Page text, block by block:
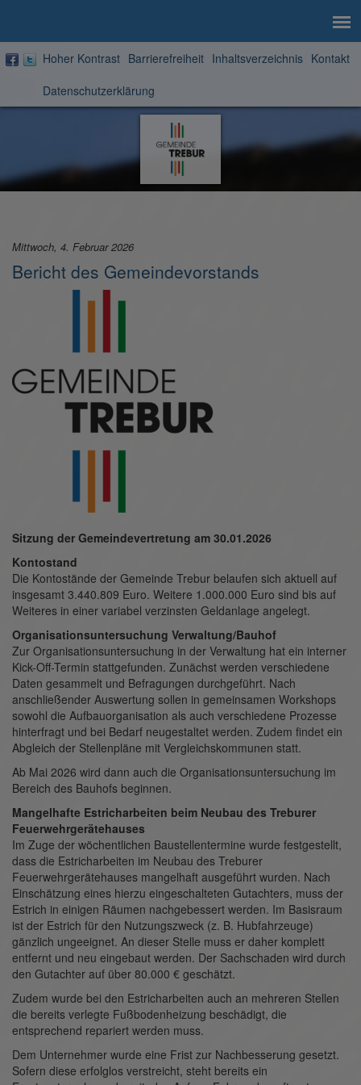
Hoher Kontrast Barrierefreiheit Inhaltsverzeichnis Kontakt
Datenschutzerklärung
Zur
Startseite
Mittwoch, 4. Februar 2026
Bericht des Gemeindevorstands
Sitzung der Gemeindevertretung am 30.01.2026
Kontostand
Die Kontostände der Gemeinde Trebur belaufen sich aktuell auf
insgesamt 3.440.809 Euro. Weitere 1.000.000 Euro sind bis auf
Weiteres in einer variabel verzinsten Geldanlage angelegt.
Organisationsuntersuchung Verwaltung/Bauhof
Zur Organisationsuntersuchung in der Verwaltung hat ein interner
Kick-Off-Termin stattgefunden. Zunächst werden verschiedene
Daten gesammelt und Befragungen durchgeführt. Nach
anschließender Auswertung sollen in gemeinsamen Workshops
sowohl die Aufbauorganisation als auch verschiedene Prozesse
hinterfragt und bei Bedarf neugestaltet werden. Zudem findet ein
Abgleich der Stellenpläne mit Vergleichskommunen statt.
Ab Mai 2026 wird dann auch die Organisationsuntersuchung im
Bereich des Bauhofs beginnen.
Mangelhafte Estricharbeiten beim Neubau des Treburer
Feuerwehrgerätehauses
Im Zuge der wöchentlichen Baustellentermine wurde festgestellt,
dass die Estricharbeiten im Neubau des Treburer
Feuerwehrgerätehauses mangelhaft ausgeführt wurden. Nach
Einschätzung eines hierzu eingeschalteten Gutachters, muss der
Estrich in einigen Räumen nachgebessert werden. Im Basisraum
ist der Estrich für den Nutzungszweck (z. B. Hubfahrzeuge)
gänzlich ungeeignet. An dieser Stelle muss er daher komplett
entfernt und neu eingebaut werden. Der Sachschaden wird durch
den Gutachter auf über 80.000 € geschätzt.
Zudem wurde bei den Estricharbeiten auch an mehreren Stellen
die bereits verlegte Fußbodenheizung beschädigt, die
entsprechend repariert werden muss.
Dem Unternehmer wurde eine Frist zur Nachbesserung gesetzt.
Sofern diese erfolglos verstreicht, steht bereits ein